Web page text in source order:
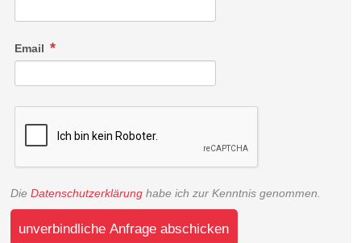
Email
Die Datenschutzerklärung habe ich zur Kenntnis genommen.
unverbindliche Anfrage abschicken